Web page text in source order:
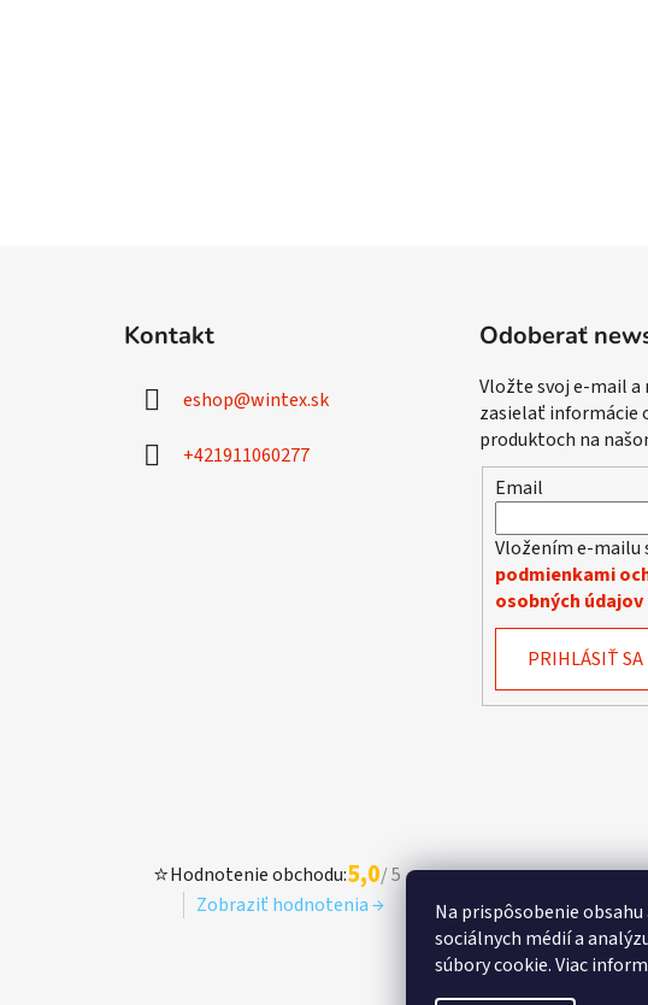
Na prispôsobenie
sociálnych médií a
súbory cookie. Viac
Kontakt
eshop@wintex.sk
+421911060277
Odoberať
Vložte svoj e-mail a
zasielať informácie
produktoch na
Email
Vložením e-mailu
podmienkami
osobných údajov
PRIHLÁSIŤ SA
⭐Hodnotenie obchodu:5,0/ 5
Zobraziť hodnotenia →